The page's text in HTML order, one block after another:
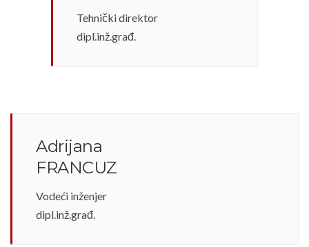
Tehnički direktor
dipl.inž.građ.
Adrijana
FRANCUZ
Vodeći inženjer
dipl.inž.građ.